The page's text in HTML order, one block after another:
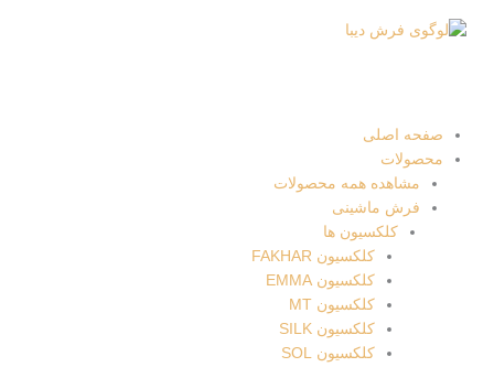
صفحه اصلی
محصولات
مشاهده همه محصولات
فرش ماشینی
کلکسیون ها
کلکسیون FAKHAR
کلکسیون EMMA
کلکسیون MT
کلکسیون SILK
کلکسیون SOL